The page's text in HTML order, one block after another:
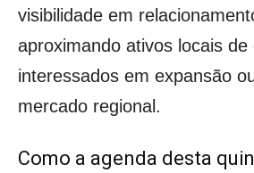
visibilidade em
aproximando ativos locais de
interessados em expansão
mercado regional.
Como a agenda desta